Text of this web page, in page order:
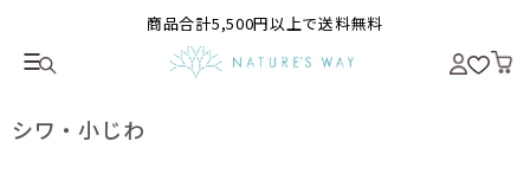
商品合計5,500円以上で送料無料
シワ・小じわ